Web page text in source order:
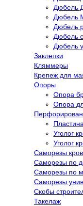
Дюбель
Дюбель
Дюбель
Дюбель
Дюбель
Заклепки
Кляммеры
Крепеж для
Опоры
Опора
Опора
Уголог
Уголог
Саморезы
Саморезы по
Саморезы по
Саморезы
Скобы
Такелаж